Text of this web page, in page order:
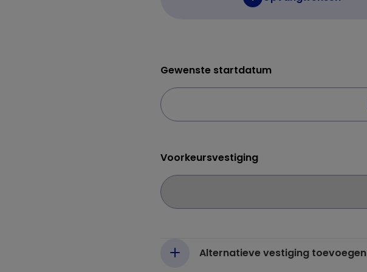
Gewenste startdatum
Voorkeursvestiging
Alternatieve vestiging toevoegen